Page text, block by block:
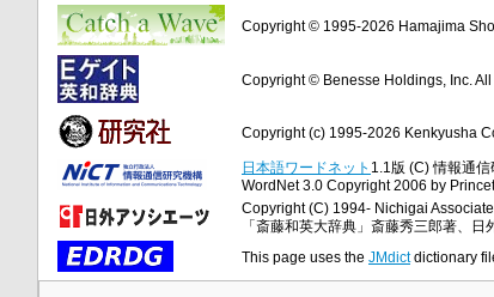
Copyright © 1995-2026 Hamajima
Copyright © Benesse Holdings, Inc. All
Copyright (c) 1995-2026 Kenkyusha
日本語ワードネット 1.1版 (C) 情報通
WordNet 3.0 Copyright 2006 by
Copyright (C) 1994- Nichigai
「斎藤和英大辞典」斎藤秀三郎著、
This page uses the JMdictdictionary